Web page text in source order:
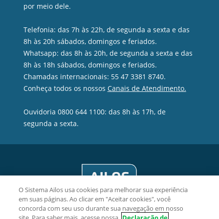
por meio dele.
Telefonia: das 7h às 22h, de segunda a sexta e das
8h às 20h sábados, domingos e feriados.
Whatsapp: das 8h às 20h, de segunda a sexta e das
8h às 18h sábados, domingos e feriados.
Chamadas internacionais: 55 47 3381 8740.
Conheça todos os nossos Canais de Atendimento.
Ouvidoria 0800 644 1100: das 8h às 17h, de
segunda a sexta.
O Sistema Ailos usa cookies para melhorar sua experiência
em suas páginas. Ao clicar em "Aceitar cookies", você
concorda com seu uso durante sua navegação em nosso